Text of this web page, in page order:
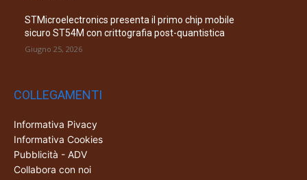
STMicroelectronics presenta il primo chip mobile
sicuro ST54M con crittografia post-quantistica
Giugno 25, 2026
COLLEGAMENTI
Informativa Pivacy
Informativa Cookies
Pubblicità - ADV
Collabora con noi